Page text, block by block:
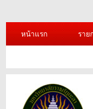
หน้าแรก ราย